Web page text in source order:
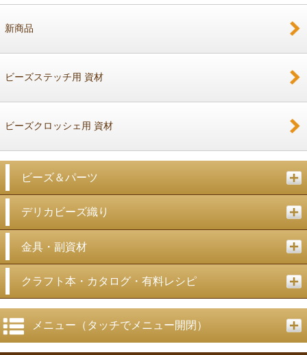
新商品
ビーズステッチ用 資材
ビーズクロッシェ用 資材
ビーズ＆パーツ
デリカビーズ織り
金具・副資材
クラフト本・カタログ・有料レシピ
メニュー（タッチでメニュー開閉）